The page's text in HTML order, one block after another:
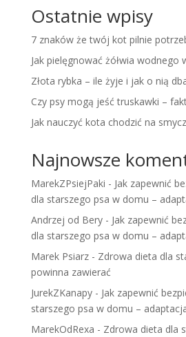
Ostatnie wpisy
7 znaków że twój kot pilnie
Jak pielęgnować żółwia wodnego
Złota rybka – ile żyje i jak o nią
Czy psy mogą jeść truskawki –
Jak nauczyć kota chodzić na
Najnowsze
MarekZPsiejPaki - Jak zapewnić
dla starszego psa w domu –
Andrzej od Bery- Jak zapewnić
dla starszego psa w domu –
Marek Psiarz- Zdrowa dieta dla
powinna zawierać
JurekZKanapy- Jak zapewnić
starszego psa w domu –
MarekOdRexa - Zdrowa dieta dla